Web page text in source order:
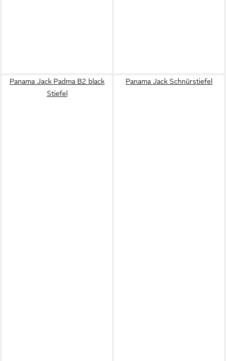
Panama Jack Padma B2 black
Stiefel
Panama Jack Schnürstiefel